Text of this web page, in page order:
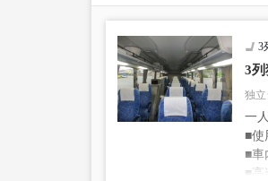
・車内を常時換気、車内を
3
3
独立
一
■使
■車
■高